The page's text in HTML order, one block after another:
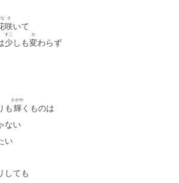
な
咲
さ
いて
少
すこ
しも変
か
わらず
も輝
かがや
くものは
ない
い
しても